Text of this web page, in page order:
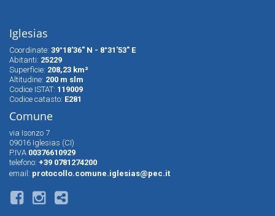
Iglesias
Coordinate: 39°18'36" N - 8°31'53" E
Abitanti: 25229
Superfìcie: 208,23 km²
Altitudine: 200 m slm
Codice ISTAT: 119009
Codice catasto: E281
Comune
via Isonzo 7
09016 Iglesias (CI)
P.IVA 00376610929
telefono: +39 0781274200
email: protocollo.comune.iglesias@pec.it